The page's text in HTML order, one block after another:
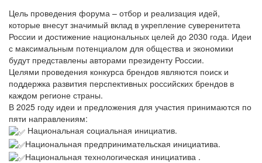
Цель проведения форума – отбор и реализация идей,
которые внесут значимый вклад в укрепление суверенитета
России и достижение национальных целей до 2030 года. Идеи
с максимальным потенциалом для общества и экономики
будут представлены авторами президенту России.
Целями проведения конкурса брендов являются поиск и
поддержка развития перспективных российских брендов в
каждом регионе страны.
В 2025 году идеи и предложения для участия принимаются по
пяти направлениям:
Национальная социальная инициатив.
Национальная предпринимательская инициатива.
Национальная технологическая инициатива .